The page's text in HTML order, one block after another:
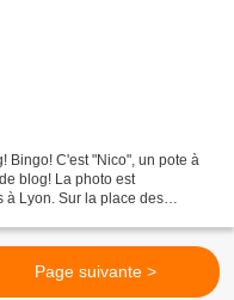
Bingo! C'est "Nico", un pote à
blog! La photo est
à Lyon. Sur la place des
Page suivante >